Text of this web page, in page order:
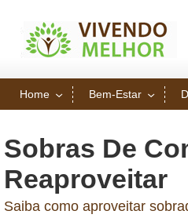
Home Bem-Estar
Sobras De
Reaproveitar
Saiba como aproveitar